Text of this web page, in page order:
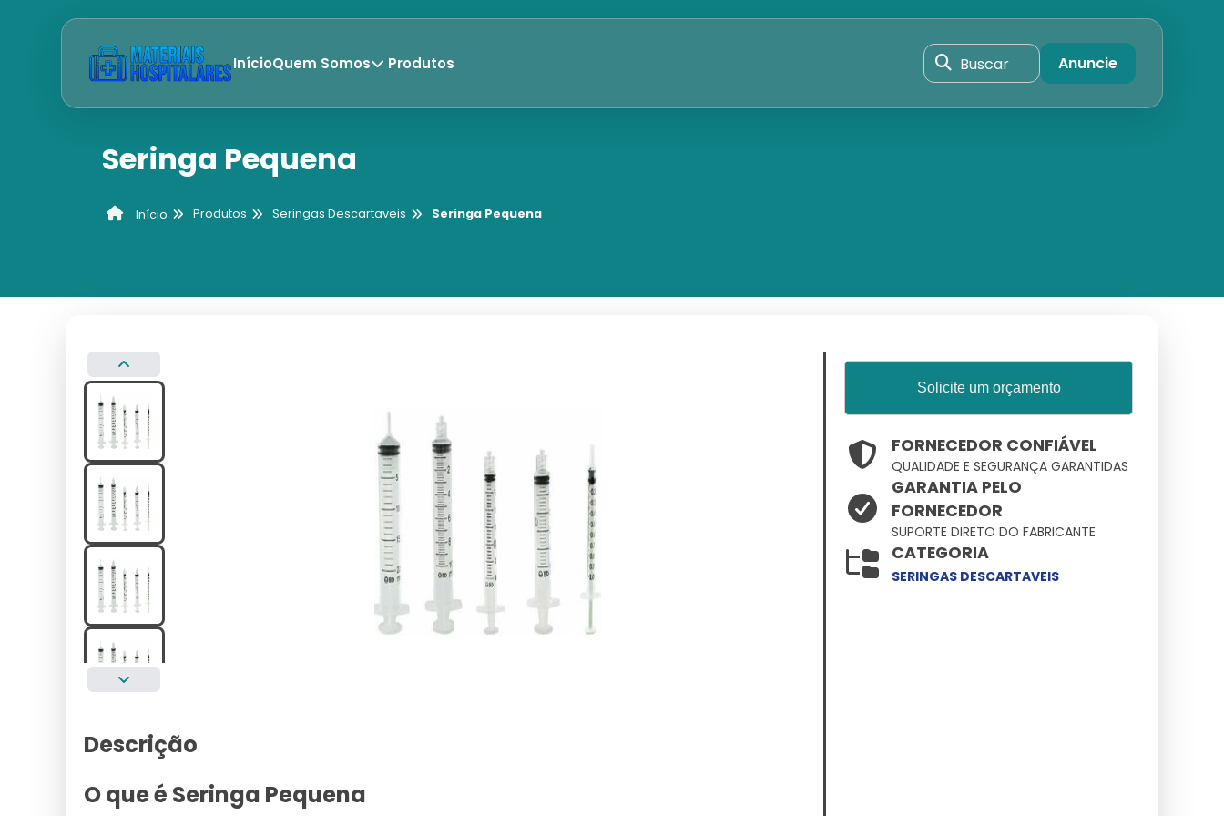
InícioQuem Somos Produtos Buscar Anuncie
Seringa Pequena
Início Produtos Seringas Descartaveis Seringa Pequena
Descrição
O que é Seringa Pequena
Solicite um orçamento
FORNECEDOR CONFIÁVEL
QUALIDADE E SEGURANÇA GARANTIDAS
GARANTIA PELO
FORNECEDOR
SUPORTE DIRETO DO FABRICANTE
CATEGORIA
SERINGAS DESCARTAVEIS